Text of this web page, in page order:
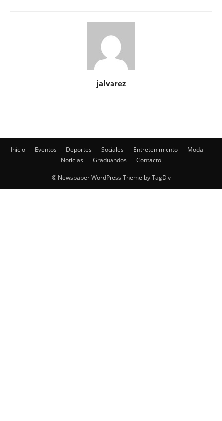
jalvarez
Inicio Eventos Deportes Sociales Entretenimiento
Moda
Noticias
Graduandos Contacto
© Newspaper WordPress Theme by TagDiv